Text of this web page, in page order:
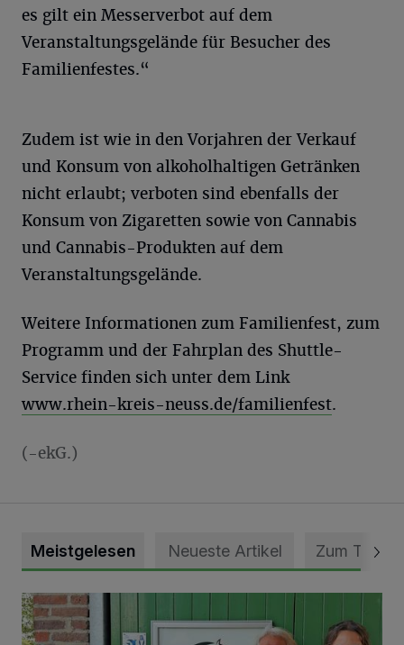
es gilt ein Messerverbot auf dem
Veranstaltungsgelände für Besucher des
Familienfestes.“
Zudem ist wie in den Vorjahren der Verkauf
und Konsum von alkoholhaltigen Getränken
nicht erlaubt; verboten sind ebenfalls der
Konsum von Zigaretten sowie von Cannabis
und Cannabis-Produkten auf dem
Veranstaltungsgelände.
Weitere Informationen zum Familienfest, zum
Programm und der Fahrplan des Shuttle-
Service finden sich unter dem Link
www.rhein-kreis-neuss.de/familienfest.
(-ekG.)
Meistgelesen Neueste Artikel Zum Thema
Vorbildlicher Einsatz für den Artenschutz gewürdigt